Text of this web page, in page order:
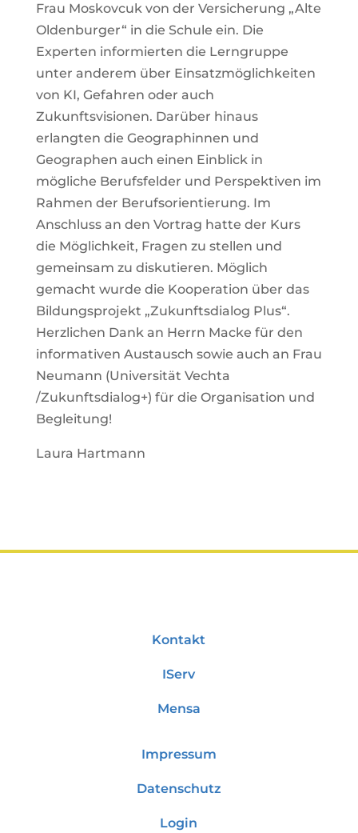
Frau Moskovcuk von der Versicherung „Alte
Oldenburger“ in die Schule ein. Die
Experten informierten die Lerngruppe
unter anderem über Einsatzmöglichkeiten
von KI, Gefahren oder auch
Zukunftsvisionen. Darüber hinaus
erlangten die Geographinnen und
Geographen auch einen Einblick in
mögliche Berufsfelder und Perspektiven im
Rahmen der Berufsorientierung. Im
Anschluss an den Vortrag hatte der Kurs
die Möglichkeit, Fragen zu stellen und
gemeinsam zu diskutieren. Möglich
gemacht wurde die Kooperation über das
Bildungsprojekt „Zukunftsdialog Plus“.
Herzlichen Dank an Herrn Macke für den
informativen Austausch sowie auch an Frau
Neumann (Universität Vechta
/Zukunftsdialog+) für die Organisation und
Begleitung!
Laura Hartmann
Kontakt
IServ
Mensa
Impressum
Datenschutz
Login